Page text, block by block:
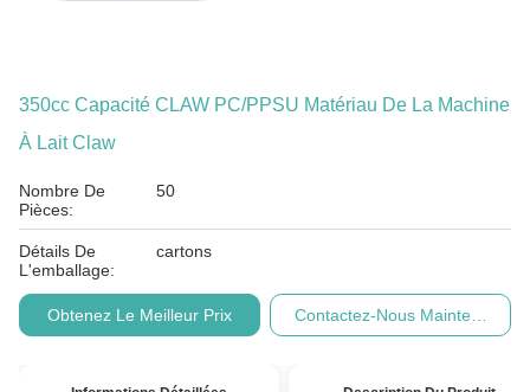
350cc Capacité CLAW PC/PPSU Matériau De La Machine
À Lait Claw
Nombre De
Pièces:
50
Détails De
L'emballage:
cartons
Obtenez Le Meilleur Prix Contactez-Nous Maintenant